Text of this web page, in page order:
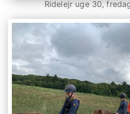
Ridelejr uge 30,